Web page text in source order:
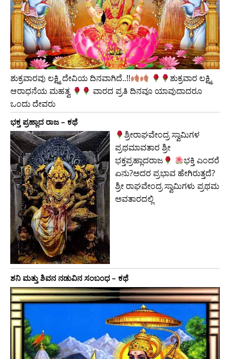
ಶುಕ್ರವಾರವು ಲಕ್ಷ್ಮಿ ದೇವಿಯ ದಿನವಾಗಿದೆ..!!
​ಶುಕ್ರವಾರ ಲಕ್ಷ್ಮಿ
ಆರಾಧನೆಯ ಮಹತ್ವ
ವಾರದ ಪ್ರತಿ ದಿನವೂ ಯಾವುದಾದರೂ
ಒಂದು ದೇವರು
ಭಕ್ತ ಪ್ರಹ್ಲಾದ ರಾಜ – ಕಥೆ
ಶ್ರೀರಾಘವೇಂದ್ರ ಸ್ವಾಮಿಗಳ
ಪ್ರಥಮಾವತಾರ ಶ್ರೀ
ಭಕ್ತಪ್ರಹ್ಲಾದರಾಜ
ಭಕ್ತಿ ಎಂದರೆ
ಏನು?ಅದರ ಪ್ರಭಾವ ಹೇಗಿರುತ್ತದೆ?
ಶ್ರೀ ರಾಘವೇಂದ್ರ ಸ್ವಾಮಿಗಳು ಪ್ರಥಮ
ಅವತಾರದಲ್ಲಿ
ಶನಿ ಮತ್ತು ಶಿವನ ನಡುವಿನ ಸಂಬಂಧ – ಕಥೆ